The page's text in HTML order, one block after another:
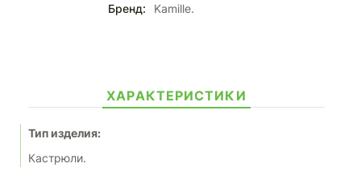
Бренд:
Kamille.
ХАРАКТЕРИСТИКИ
Тип изделия:
Кастрюли.